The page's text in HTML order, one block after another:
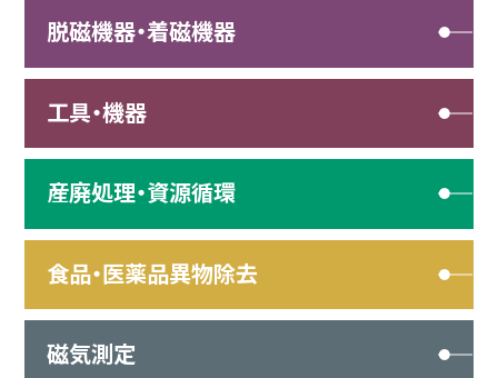
脱磁機器・着磁機器
工具・機器
産廃処理・資源循環
食品・医薬品異物除去
磁気測定